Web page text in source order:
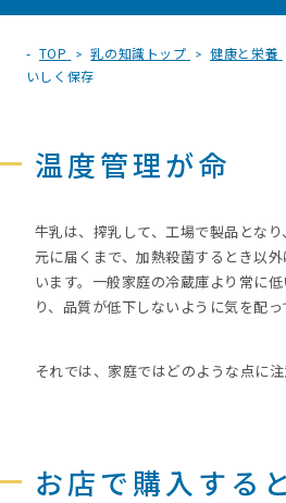
TOP 乳の知識トップ 健康と栄養
いしく保存
温度管理が命
牛乳は、搾乳して、工場で製品とな
元に届くまで、加熱殺菌するとき以
います。一般家庭の冷蔵庫より常に
り、品質が低下しないように気を配っ
それでは、家庭ではどのような点に注
お店で購入する